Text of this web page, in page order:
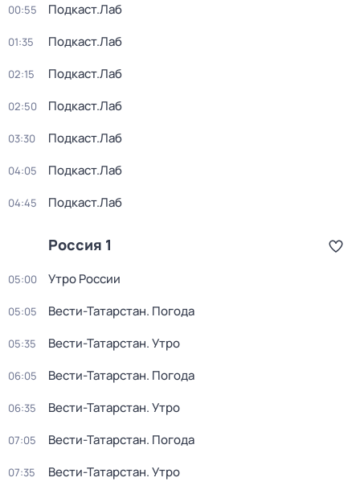
00:55 Подкаст.Лаб
01:35 Подкаст.Лаб
02:15 Подкаст.Лаб
02:50 Подкаст.Лаб
03:30 Подкаст.Лаб
04:05 Подкаст.Лаб
04:45 Подкаст.Лаб
Россия 1
05:00 Утро России
05:05 Вести-Татарстан. Погода
05:35 Вести-Татарстан. Утро
06:05 Вести-Татарстан. Погода
06:35 Вести-Татарстан. Утро
07:05 Вести-Татарстан. Погода
07:35 Вести-Татарстан. Утро